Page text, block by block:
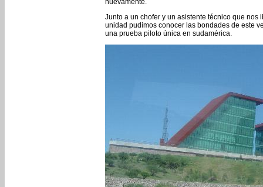
nuevamente.
Junto a un chofer y un asistente técnico que nos
unidad pudimos conocer las bondades de este
una prueba piloto única en sudamérica.